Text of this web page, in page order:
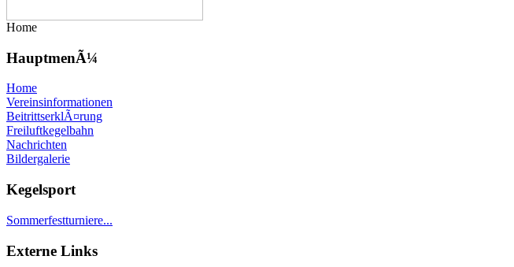
Home
HauptmenÃ¼
Home
Vereinsinformationen
BeitrittserklÃ¤rung
Freiluftkegelbahn
Nachrichten
Bildergalerie
Kegelsport
Sommerfestturniere...
Externe Links